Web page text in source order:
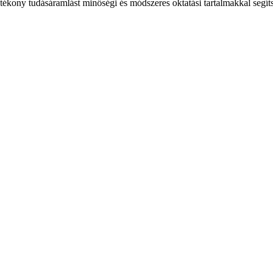
tudásáramlást minőségi és módszeres oktatási tartalmakkal